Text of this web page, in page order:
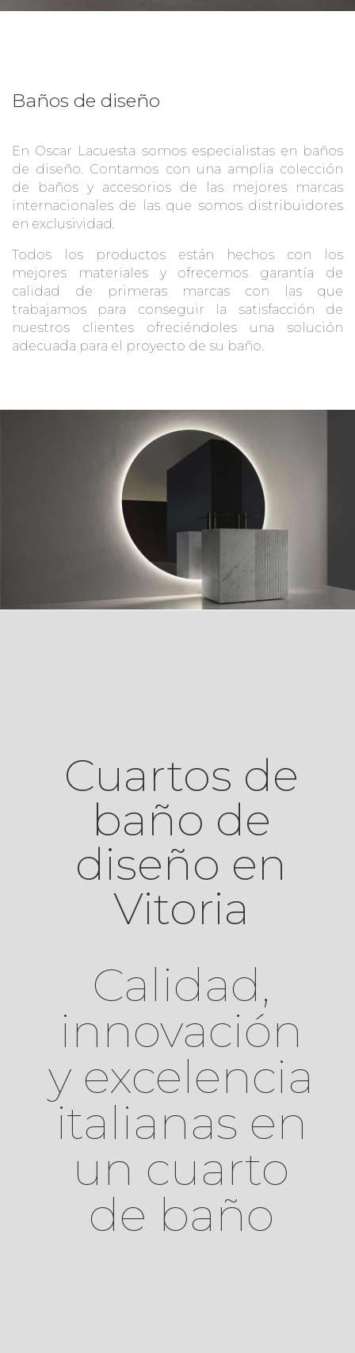
Baños de diseño
En Oscar Lacuesta somos especialistas en baños
de diseño. Contamos con una amplia colección
de baños y accesorios de las mejores marcas
internacionales de las que somos distribuidores
en exclusividad.
Todos los productos están hechos con los
mejores materiales y ofrecemos garantía de
calidad de primeras marcas con las que
trabajamos para conseguir la satisfacción de
nuestros clientes ofreciéndoles una solución
adecuada para el proyecto de su baño.
Cuartos de
baño de
diseño en
Vitoria
Calidad,
innovación
y excelencia
italianas en
un cuarto
de baño